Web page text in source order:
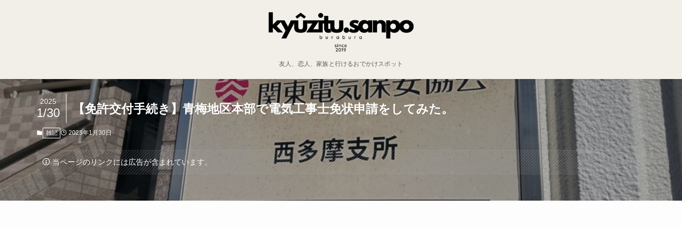
友人、恋人、家族と行けるおでかけスポット
【免許交付手続き】青梅地区本部で電気工事士免状申請をしてみた。
2025
1/30
雑記 2025年1月30日
当ページのリンクには広告が含まれています。